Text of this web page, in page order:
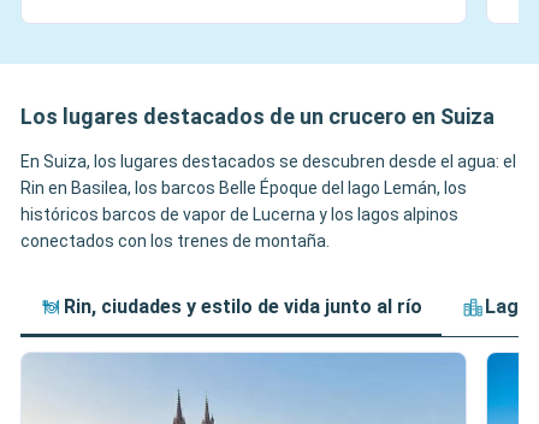
Los lugares destacados de un crucero en Suiza
En Suiza, los lugares destacados se descubren desde el agua: el
Rin en Basilea, los barcos Belle Époque del lago Lemán, los
históricos barcos de vapor de Lucerna y los lagos alpinos
conectados con los trenes de montaña.
Rin, ciudades y estilo de vida junto al río